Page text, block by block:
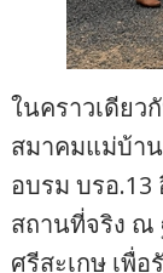
ในคราวเดีย
สมาคมแม่บ้า
อบรม บรอ
สถานที่จริง ณ
ศรีสะเกษ เพื่